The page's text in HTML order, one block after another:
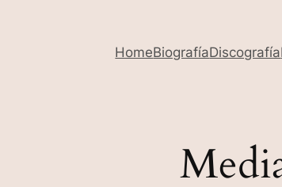
HomeBiografíaDiscografía